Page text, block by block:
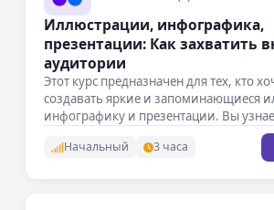
Иллюстрации, инфографика,
презентации: Как захватить
аудитории
Этот курс предназначен для тех, кто
создавать яркие и запоминающиеся
инфографику и презентации. Вы
Начальный 3 часа